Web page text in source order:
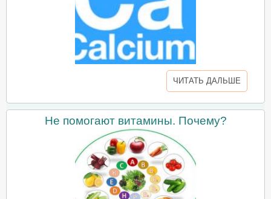
ЧИТАТЬ ДАЛЬШЕ
Не помогают витамины. Почему?